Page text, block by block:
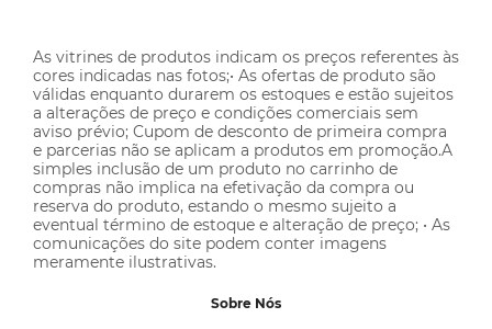
As vitrines de produtos indicam os preços referentes às
cores indicadas nas fotos;• As ofertas de produto são
válidas enquanto durarem os estoques e estão sujeitos
a alterações de preço e condições comerciais sem
aviso prévio; Cupom de desconto de primeira compra
e parcerias não se aplicam a produtos em promoção.A
simples inclusão de um produto no carrinho de
compras não implica na efetivação da compra ou
reserva do produto, estando o mesmo sujeito a
eventual término de estoque e alteração de preço; • As
comunicações do site podem conter imagens
meramente ilustrativas.
Sobre Nós